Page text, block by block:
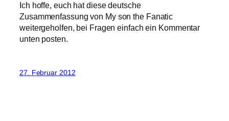
Ich hoffe, euch hat diese deutsche
Zusammenfassung von My son the Fanatic
weitergeholfen, bei Fragen einfach ein Kommentar
unten posten.
27. Februar 2012